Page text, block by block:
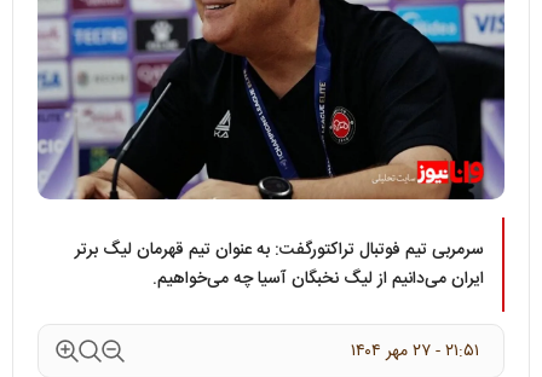
سرمربی تیم فوتبال تراکتورگفت: به عنوان تیم قهرمان لیگ برتر
ایران می‌دانیم از لیگ نخبگان آسیا چه می‌خواهیم.
۲۱:۵۱ - ۲۷ مهر ۱۴۰۴